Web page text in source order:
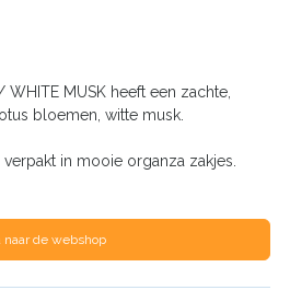
MUSK heeft een zachte,
bloemen, witte musk.
in mooie organza zakjes.
naar de webshop